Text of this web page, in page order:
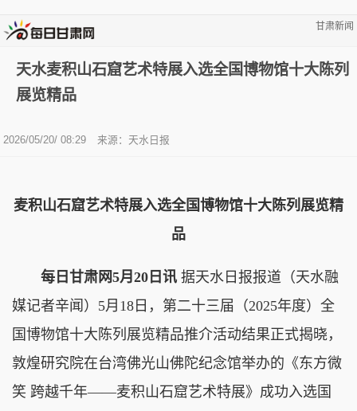
甘肃新闻
天水麦积山石窟艺术特展入选全国博物馆十大陈列
展览精品
2026/05/20/ 08:29 来源：天水日报
麦积山石窟艺术特展入选全国博物馆十大陈列展览精
品
每日甘肃网5月20日讯 据天水日报报道（天水融
媒记者辛闻）5月18日，第二十三届（2025年度）全
国博物馆十大陈列展览精品推介活动结果正式揭晓，
敦煌研究院在台湾佛光山佛陀纪念馆举办的《东方微
笑 跨越千年——麦积山石窟艺术特展》成功入选国